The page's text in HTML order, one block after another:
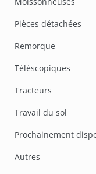
Pièces détachées
Remorque
Téléscopiques
Tracteurs
Travail du sol
Prochainement
Autres